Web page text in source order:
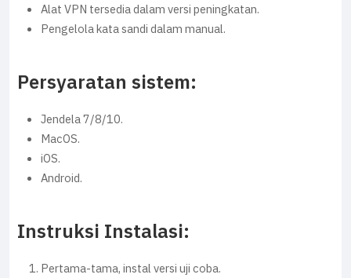
Alat VPN tersedia dalam versi peningkatan.
Pengelola kata sandi dalam manual.
Persyaratan sistem:
Jendela 7/8/10.
MacOS.
iOS.
Android.
Instruksi Instalasi:
Pertama-tama, instal versi uji coba.